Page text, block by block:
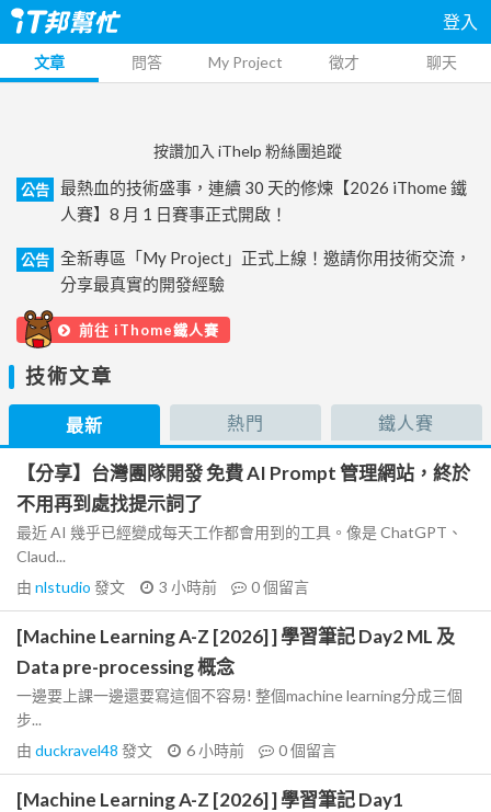
登入
文章 問答 My Project 徵才 聊天
按讚加入 iThelp 粉絲團追蹤
公告
最熱血的技術盛事，連續 30 天的修煉【2026 iThome 鐵
人賽】8 月 1 日賽事正式開啟！
公告
全新專區「My Project」正式上線！邀請你用技術交流，
分享最真實的開發經驗
前往 iThome鐵人賽
技術文章
最新 熱門 鐵人賽
【分享】台灣團隊開發 免費 AI Prompt 管理網站，終於
不用再到處找提示詞了
最近 AI 幾乎已經變成每天工作都會用到的工具。像是 ChatGPT、
Claud...
由 nlstudio 發文 3 小時前 0個留言
[Machine Learning A-Z [2026] ] 學習筆記 Day2 ML 及
Data pre-processing 概念
一邊要上課一邊還要寫這個不容易! 整個machine learning分成三個
步...
由 duckravel48 發文 6 小時前 0個留言
[Machine Learning A-Z [2026] ] 學習筆記 Day1